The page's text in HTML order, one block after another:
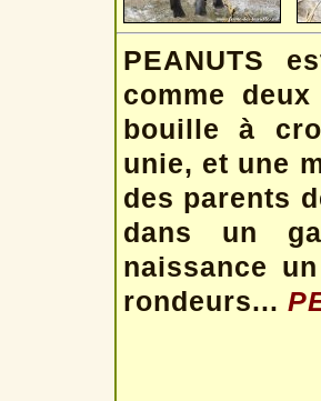
PEANUTS
comme
bouille à
unie, et une
des parents
dans un
naissance
rondeurs...